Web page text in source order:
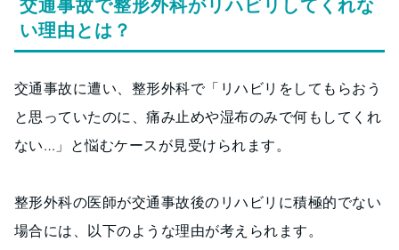
交通事故で整形外科がリハビリしてくれな
い理由とは？
交通事故に遭い、整形外科で「リハビリをしてもらおう
と思っていたのに、痛み止めや湿布のみで何もしてくれ
ない…」と悩むケースが見受けられます。
整形外科の医師が交通事故後のリハビリに積極的でない
場合には、以下のような理由が考えられます。